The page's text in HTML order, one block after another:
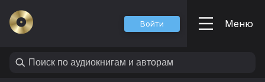
Войти Меню